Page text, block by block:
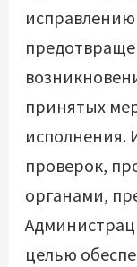
принятых
исполнения.
проверок,
органами,
целью